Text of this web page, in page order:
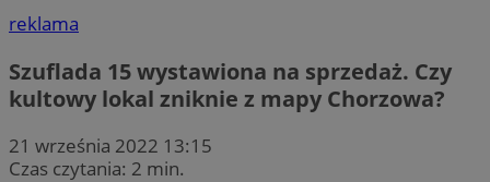
reklama
Szuflada 15 wystawiona na sprzedaż. Czy
kultowy lokal zniknie z mapy Chorzowa?
21 września 2022 13:15
Czas czytania: 2 min.